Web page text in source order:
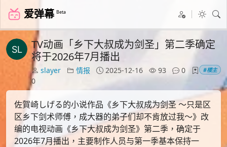
爱弹幕 Beta
TV动画「乡下大叔成为剑圣」第二季确定
将于2026年7月播出
slayer 情报 2025-12-16 93
0
0
#楼主
佐賀崎しげる的小说作品《乡下大叔成为剑圣 ～只是区
区乡下剑术师傅，成大器的弟子们却不肯放过我～》改
编的电视动画《乡下大叔成为剑圣》第二季，确定于
2026年7月播出，主要制作人员与第一季基本保持一